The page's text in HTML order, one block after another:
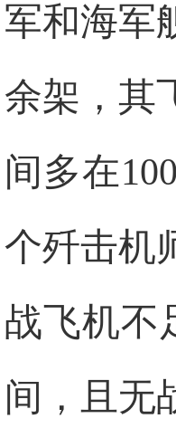
军和海军
余架，其
间多在
个歼击机
战飞机不
间，且无